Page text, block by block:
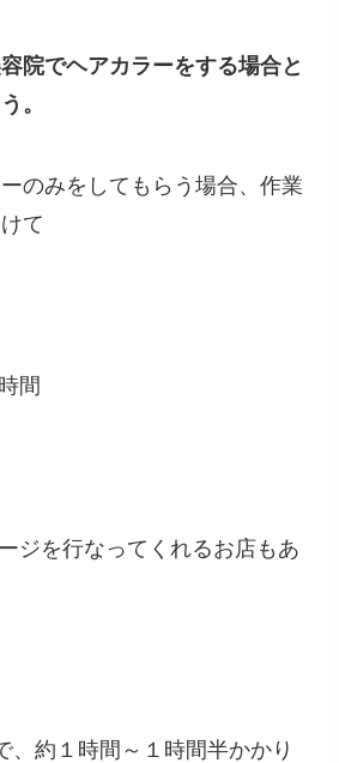
院でヘアカラーをする場合と
。
のみをしてもらう場合、作業
て
間
ジを行なってくれるお店もあ
、約１時間～１時間半かかり